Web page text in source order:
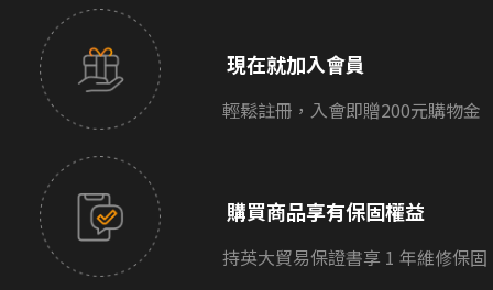
現在就加入會員
輕鬆註冊，入會即贈200元購物金
購買商品享有保固權益
持英大貿易保證書享 1 年維修保固